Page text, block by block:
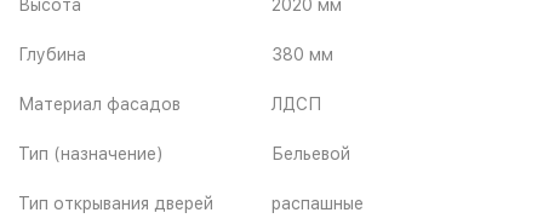
Высота 2020 мм
Глубина 380 мм
Материал фасадов ЛДСП
Тип (назначение) Бельевой
Тип открывания дверей распашные